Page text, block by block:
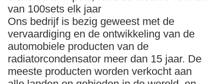
van 100sets elk jaar
Ons bedrijf is bezig geweest met de
vervaardiging en de ontwikkeling van de
automobiele producten van de
radiatorcondensator meer dan 15 jaar. De
meeste producten worden verkocht aan